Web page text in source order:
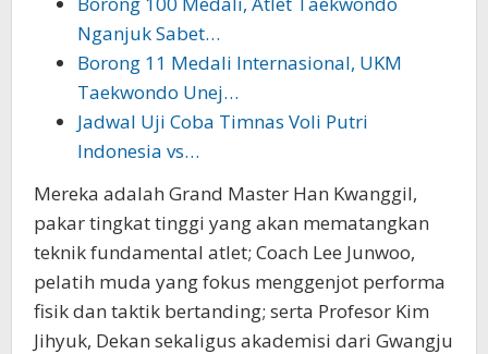
Nganjuk Sabet…
Borong 11 Medali Internasional, UKM
Taekwondo Unej…
Jadwal Uji Coba Timnas Voli Putri
Indonesia vs…
Mereka adalah Grand Master Han Kwanggil,
pakar tingkat tinggi yang akan mematangkan
teknik fundamental atlet; Coach Lee Junwoo,
pelatih muda yang fokus menggenjot performa
fisik dan taktik bertanding; serta Profesor Kim
Jihyuk, Dekan sekaligus akademisi dari Gwangju